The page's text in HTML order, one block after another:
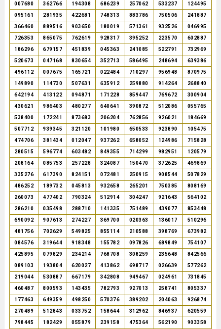
007680 362766 194308 686239 257062 533237 124495
095161 281935 422681 748313 883786 750506 241887
366460 889516 903650 180019 571361 932526 046995
726353 865075 762619 928317 395252 223570 602887
186296 679157 451839 045363 241085 522791 732969
520673 047168 830654 352713 586495 248694 639386
496112 007675 165721 022484 710297 956948 870975
149890 114730 507631 635912 259880 914264 268840
642194 413122 094871 171228 859447 769672 300904
430621 986403 480277 640641 390872 512086 055765
538400 172241 873683 206204 762856 926021 184669
507712 939345 321120 101980 650533 923890 105475
474706 381434 012047 937262 658052 124986 715828
280515 596774 603482 849355 714299 982951 120579
208164 085753 257228 324087 150470 372625 469869
335276 617390 824151 072481 250915 908544 507829
486252 189732 045813 932658 265201 750385 808169
260073 477402 790324 512914 304247 921643 564102
286210 035498 288710 141335 751489 439077 853448
690092 907613 274227 369700 020363 136017 510296
481756 702629 549825 855114 210588 398769 673982
084576 319644 918348 155782 097826 689849 754107
425895 079829 234214 768708 308259 235648 842566
089103 193804 620027 413862 698717 026639 577262
219044 530887 667179 342808 949467 024961 731845
460487 800593 143435 782793 927013 258741 805337
177463 649359 498250 570376 389202 204063 926874
270489 512843 033752 158644 312962 846937 620559
798445 182429 055879 239158 475364 562190 903358